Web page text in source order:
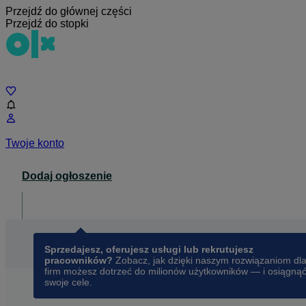
Przejdź do głównej części
Przejdź do stopki
Twoje konto
Dodaj ogłoszenie
Sprzedajesz, oferujesz usługi lub rekrutujesz
pracowników? Zobacz, jak dzięki naszym rozwiązaniom dla
firm możesz dotrzeć do milionów użytkowników — i osiągnąć
swoje cele.